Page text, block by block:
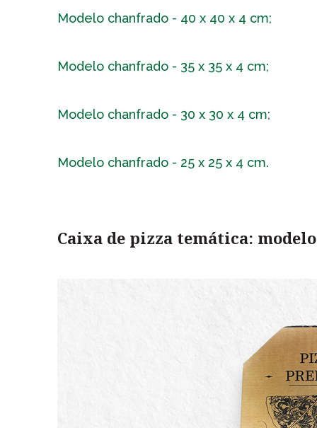
Modelo chanfrado - 40 x 40 x 4 cm;
Modelo chanfrado - 35 x 35 x 4 cm;
Modelo chanfrado - 30 x 30 x 4 cm;
Modelo chanfrado - 25 x 25 x 4 cm.
Caixa de pizza temática: